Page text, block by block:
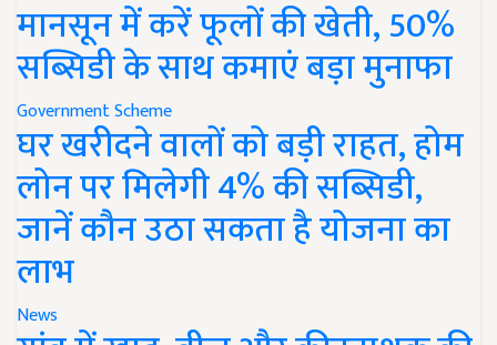
मानसून में करें फूलों की खेती, 50%
सब्सिडी के साथ कमाएं बड़ा मुनाफा
Government Scheme
घर खरीदने वालों को बड़ी राहत, होम
लोन पर मिलेगी 4% की सब्सिडी,
जानें कौन उठा सकता है योजना का
लाभ
News